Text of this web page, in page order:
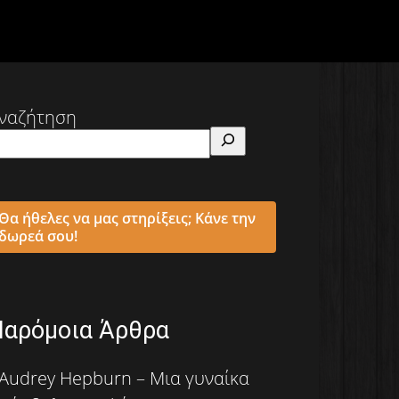
ήθελες να μας στηρίξεις; Κάνε την
σου!
Άρθρα
Hepburn – Μια γυναίκα